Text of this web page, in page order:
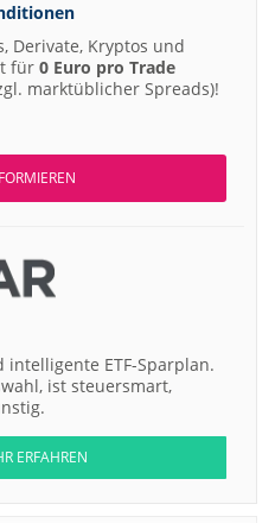
Derivate, Kryptos und
für 0 Euro pro Trade
marktüblicher Spreads)!
ETF-Sparplan.
ist steuersmart,
ERFAHREN